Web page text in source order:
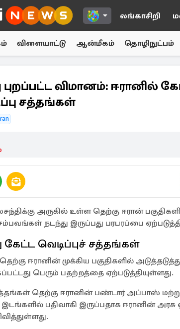
லங்காசிறி
விளையாட்டு ஆன்மீகம் தொழிநுட்பம்
புறப்பட்ட விமானம்: ஈரானில்
சத்தங்கள்
அருகில் உள்ள தெற்கு ஈரான்
நடந்து இருப்பது பரபரப்பை
கேட்ட வெடிப்புச் சத்தங்கள்
ஈரானின் முக்கிய பகுதிகளில்
பெரும் பதற்றத்தை ஏற்படுத்தியுள்ளது.
தெற்கு ஈரானின் பண்டார் அப்பாஸ்
பதிவாகி இருப்பதாக ஈரானின் அரசு